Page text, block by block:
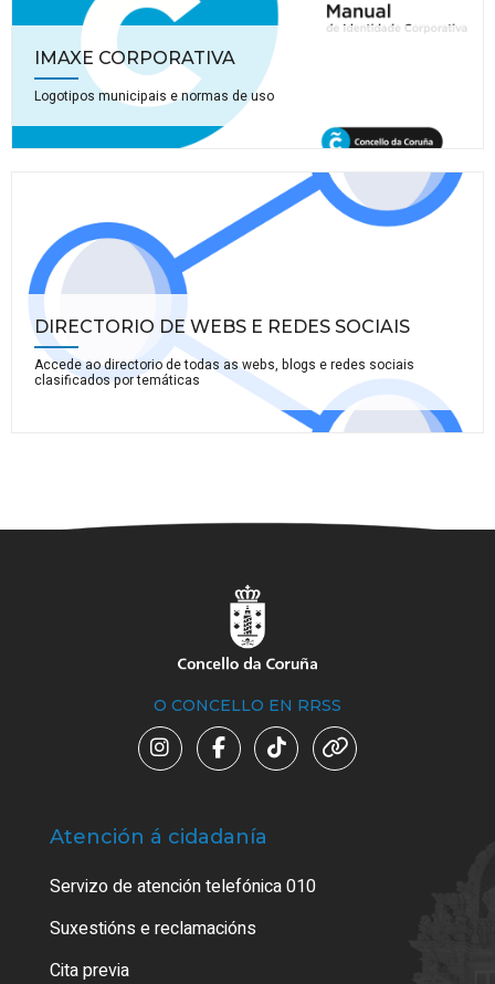
IMAXE CORPORATIVA
Logotipos municipais e normas de uso
DIRECTORIO DE WEBS E REDES SOCIAIS
Accede ao directorio de todas as webs, blogs e redes sociais
clasificados por temáticas
O CONCELLO EN RRSS
Atención á cidadanía
Servizo de atención telefónica 010
Suxestións e reclamacións
Cita previa